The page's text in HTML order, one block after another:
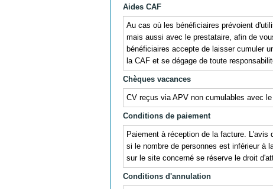
Aides CAF
Au cas où les bénéficiaires prévoient
mais aussi avec le prestataire, afin de
bénéficiaires accepte de laisser cumuler
la CAF et se dégage de toute
Chèques vacances
CV reçus via APV non cumulables avec le
Conditions de paiement
Paiement à réception de la facture. L'avis
si le nombre de personnes est inférieur à
sur le site concerné se réserve le droit
Conditions d'annulation